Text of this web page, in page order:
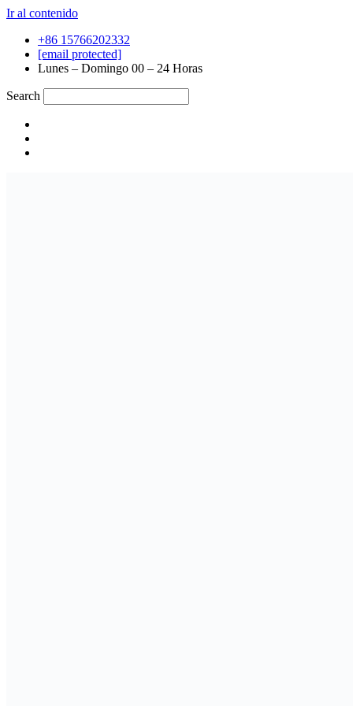
Ir al contenido
+86 15766202332
[email protected]
Lunes – Domingo 00 – 24 Horas
Search